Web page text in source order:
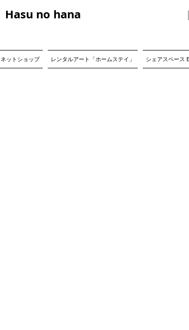
Hasu no hana
ネットショップ レンタルアート「ホームステイ」 シェアスペース